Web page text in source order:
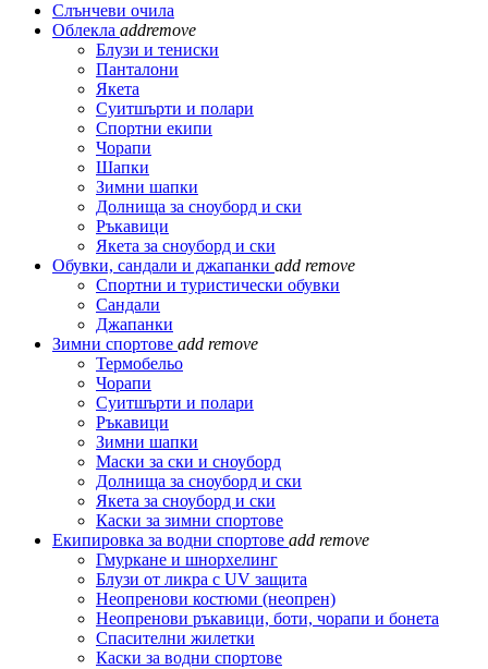
Слънчеви очила
Облекла addremove
Блузи и тениски
Панталони
Якета
Суитшърти и полари
Спортни екипи
Чорапи
Шапки
Зимни шапки
Долнища за сноуборд и ски
Ръкавици
Якета за сноуборд и ски
Обувки, сандали и джапанки add remove
Спортни и туристически обувки
Сандали
Джапанки
Зимни спортове add remove
Термобельо
Чорапи
Суитшърти и полари
Ръкавици
Зимни шапки
Маски за ски и сноуборд
Долнища за сноуборд и ски
Якета за сноуборд и ски
Каски за зимни спортове
Екипировка за водни спортове add remove
Гмуркане и шнорхелинг
Блузи от ликра с UV защита
Неопренови костюми (неопрен)
Неопренови ръкавици, боти, чорапи и бонета
Спасителни жилетки
Каски за водни спортове